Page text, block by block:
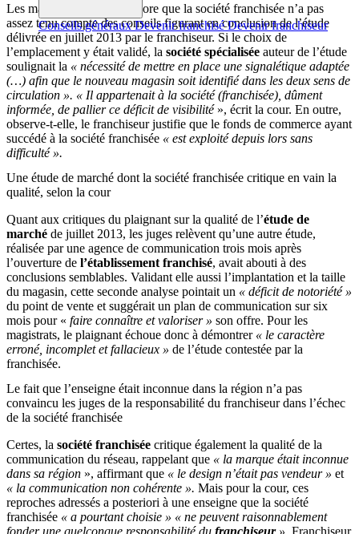
Conseils généraux Devenir franchisé Devenir franchiseur
Les magistrats relèvent encore que la société franchisée n’a pas
assez tenu compte des conseils figurant en conclusion de l’étude
délivrée en juillet 2013 par le franchiseur. Si le choix de
l’emplacement y était validé, la société spécialisée auteur de l’étude
soulignait la « nécessité de mettre en place une signalétique adaptée
(…) afin que le nouveau magasin soit identifié dans les deux sens de
circulation ». « Il appartenait à la société (franchisée), dûment
informée, de pallier ce déficit de visibilité », écrit la cour. En outre,
observe-t-elle, le franchiseur justifie que le fonds de commerce ayant
succédé à la société franchisée « est exploité depuis lors sans
difficulté ».
Une étude de marché dont la société franchisée critique en vain la
qualité, selon la cour
Quant aux critiques du plaignant sur la qualité de l’étude de
marché de juillet 2013, les juges relèvent qu’une autre étude,
réalisée par une agence de communication trois mois après
l’ouverture de l’établissement franchisé, avait abouti à des
conclusions semblables. Validant elle aussi l’implantation et la taille
du magasin, cette seconde analyse pointait un « déficit de notoriété »
du point de vente et suggérait un plan de communication sur six
mois pour « faire connaître et valoriser » son offre. Pour les
magistrats, le plaignant échoue donc à démontrer « le caractère
erroné, incomplet et fallacieux » de l’étude contestée par la
franchisée.
Le fait que l’enseigne était inconnue dans la région n’a pas
convaincu les juges de la responsabilité du franchiseur dans l’échec
de la société franchisée
Certes, la société franchisée critique également la qualité de la
communication du réseau, rappelant que « la marque était inconnue
dans sa région », affirmant que « le design n’était pas vendeur » et
« la communication non cohérente ». Mais pour la cour, ces
reproches adressés a posteriori à une enseigne que la société
franchisée « a pourtant choisie » « ne peuvent raisonnablement